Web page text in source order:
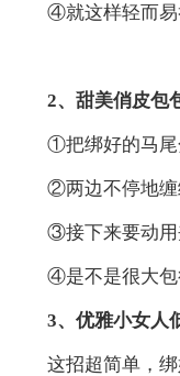
④就这样轻而易
2、甜美俏皮包
①把绑好的马尾
②两边不停地缠
③接下来要动用
④是不是很大包
3、优雅小女人
这招超简单，